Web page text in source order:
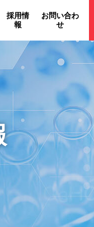
採用情
報
お問い合わ
せ